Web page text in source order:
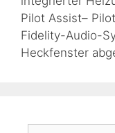
Pilot Assist–
Fidelity-Audio-
Heckfenster